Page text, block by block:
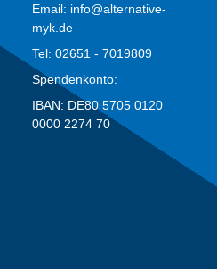
Email: info@alternative-
myk.de
Tel: 02651 - 7019809
Spendenkonto:
IBAN: DE80 5705 0120
0000 2274 70